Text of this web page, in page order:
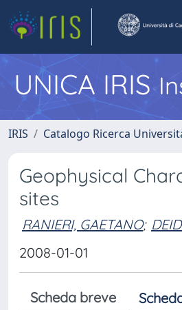
UNICA IRIS
IRIS Catalogo Ricerca
Geophysical
sites
RANIERI, GAETANO;
2008-01-01
Scheda breve